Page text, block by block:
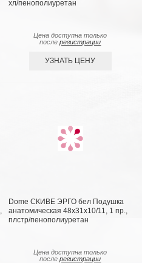
хл/пенополиуретан
Цена доступна только
послерегистрации
УЗНАТЬ ЦЕНУ
Dome СКИВЕ ЭРГО бел Подушка
анатомическая 48х31х10/11, 1 пр.,
плстр/пенополиуретан
Цена доступна только
послерегистрации